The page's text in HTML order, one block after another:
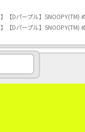
】【Dパープル】SNOOPY(TM)
】【Dパープル】SNOOPY(TM)